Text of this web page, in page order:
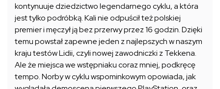
kontynuuje dziedzictwo legendarnego cyklu, a która
jest tylko podróbką. Kali nie odpuścił też polskiej
premier i męczył ją bez przerwy przez 16 godzin. Dzięki
temu powstał zapewne jeden z najlepszych w naszym
kraju testów Lidii, czyli nowej zawodniczki z Tekkena.
Ale że miejsca we wstępniaku coraz mniej, podkręcę
tempo. Norby w cyklu wspominkowym opowiada, jak